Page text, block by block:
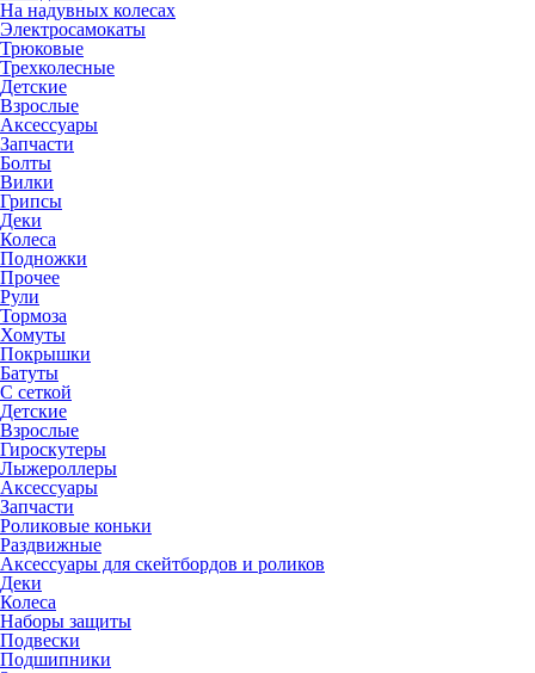
На надувных колесах
Электросамокаты
Трюковые
Трехколесные
Детские
Взрослые
Аксессуары
Запчасти
Болты
Вилки
Грипсы
Деки
Колеса
Подножки
Прочее
Рули
Тормоза
Хомуты
Покрышки
Батуты
С сеткой
Детские
Взрослые
Гироскутеры
Лыжероллеры
Аксессуары
Запчасти
Роликовые коньки
Раздвижные
Аксессуары для скейтбордов и роликов
Деки
Колеса
Наборы защиты
Подвески
Подшипники